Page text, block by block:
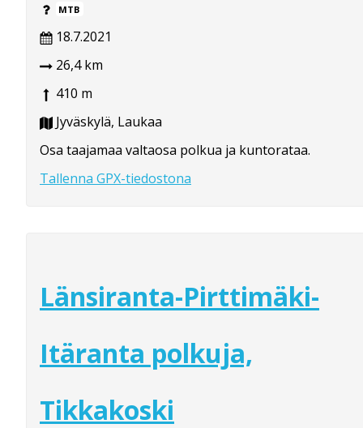
MTB
18.7.2021
26,4 km
410 m
Jyväskylä, Laukaa
Osa taajamaa valtaosa polkua ja kuntorataa.
Tallenna GPX-tiedostona
Länsiranta-Pirttimäki-
Itäranta polkuja,
Tikkakoski